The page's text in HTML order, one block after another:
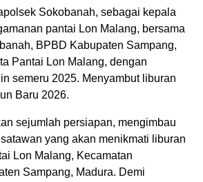
Sokobanah, sebagai kepala
pantai Lon Malang, bersama
BPBD Kabupaten Sampang,
Pantai Lon Malang, dengan
semeru 2025. Menyambut liburan
Baru 2026.
sejumlah persiapan, mengimbau
yang akan menikmati liburan
Lon Malang, Kecamatan
Sampang, Madura. Demi